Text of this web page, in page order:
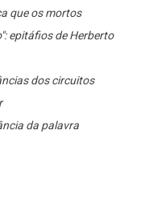
que os mortos
epitáfios de Herberto
dos circuitos
da palavra